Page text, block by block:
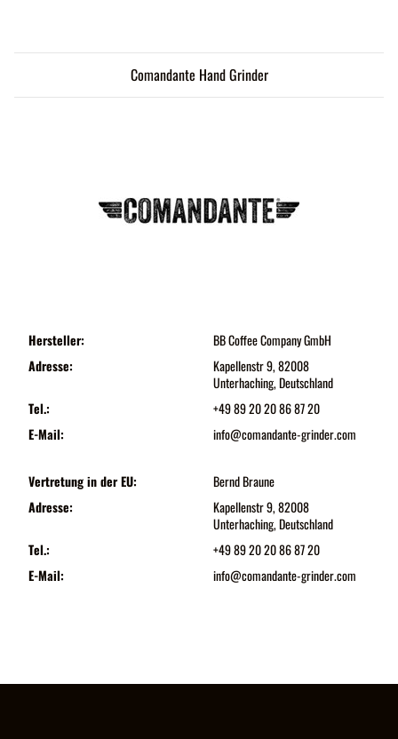
Comandante Hand Grinder
Hersteller:
BB Coffee Company GmbH
Adresse:
Kapellenstr 9, 82008
Unterhaching, Deutschland
Tel.:
+49 89 20 20 86 87 20
E-Mail:
info@comandante-grinder.com
Vertretung in der EU:
Bernd Braune
Adresse:
Kapellenstr 9, 82008
Unterhaching, Deutschland
Tel.:
+49 89 20 20 86 87 20
E-Mail:
info@comandante-grinder.com